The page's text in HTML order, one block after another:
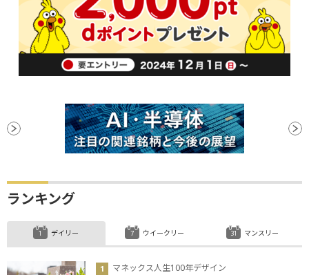
ランキング
デイリー
マネックス人生100年デザイン
ウイークリー マンスリー